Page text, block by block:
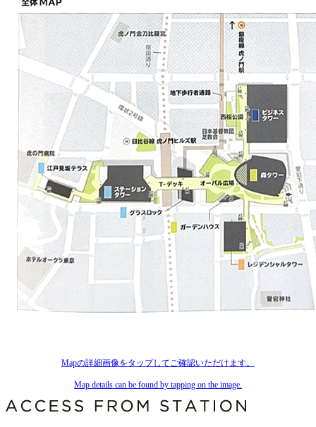
Mapの詳細画像をタップしてご確認いただけます。
Map details can be found by tapping on the image.